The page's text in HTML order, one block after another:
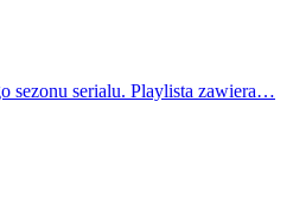
sezonu serialu. Playlista zawiera…